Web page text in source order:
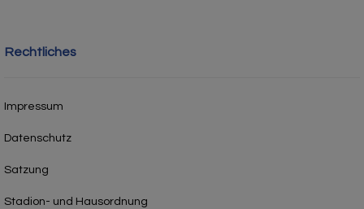
Rechtliches
Impressum
Datenschutz
Satzung
Stadion- und Hausordnung